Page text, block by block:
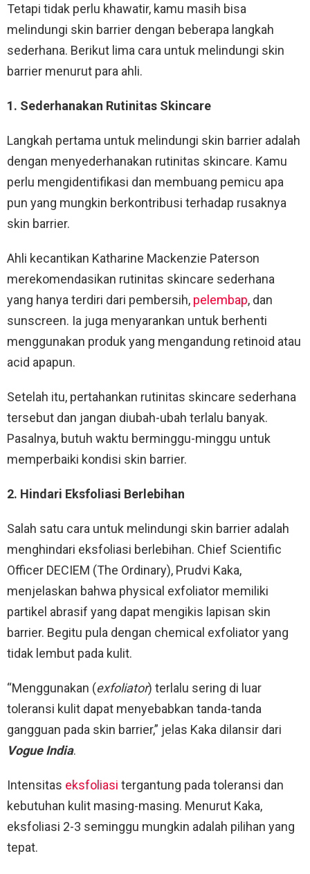
Tetapi tidak perlu khawatir, kamu masih bisa
melindungi skin barrier dengan beberapa langkah
sederhana. Berikut lima cara untuk melindungi skin
barrier menurut para ahli.
1. Sederhanakan Rutinitas Skincare
Langkah pertama untuk melindungi skin barrier adalah
dengan menyederhanakan rutinitas skincare. Kamu
perlu mengidentifikasi dan membuang pemicu apa
pun yang mungkin berkontribusi terhadap rusaknya
skin barrier.
Ahli kecantikan Katharine Mackenzie Paterson
merekomendasikan rutinitas skincare sederhana
yang hanya terdiri dari pembersih, pelembap, dan
sunscreen. Ia juga menyarankan untuk berhenti
menggunakan produk yang mengandung retinoid atau
acid apapun.
Setelah itu, pertahankan rutinitas skincare sederhana
tersebut dan jangan diubah-ubah terlalu banyak.
Pasalnya, butuh waktu berminggu-minggu untuk
memperbaiki kondisi skin barrier.
2. Hindari Eksfoliasi Berlebihan
Salah satu cara untuk melindungi skin barrier adalah
menghindari eksfoliasi berlebihan. Chief Scientific
Officer DECIEM (The Ordinary), Prudvi Kaka,
menjelaskan bahwa physical exfoliator memiliki
partikel abrasif yang dapat mengikis lapisan skin
barrier. Begitu pula dengan chemical exfoliator yang
tidak lembut pada kulit.
“Menggunakan (exfoliator) terlalu sering di luar
toleransi kulit dapat menyebabkan tanda-tanda
gangguan pada skin barrier,” jelas Kaka dilansir dari
Vogue India.
Intensitas eksfoliasi tergantung pada toleransi dan
kebutuhan kulit masing-masing. Menurut Kaka,
eksfoliasi 2-3 seminggu mungkin adalah pilihan yang
tepat.